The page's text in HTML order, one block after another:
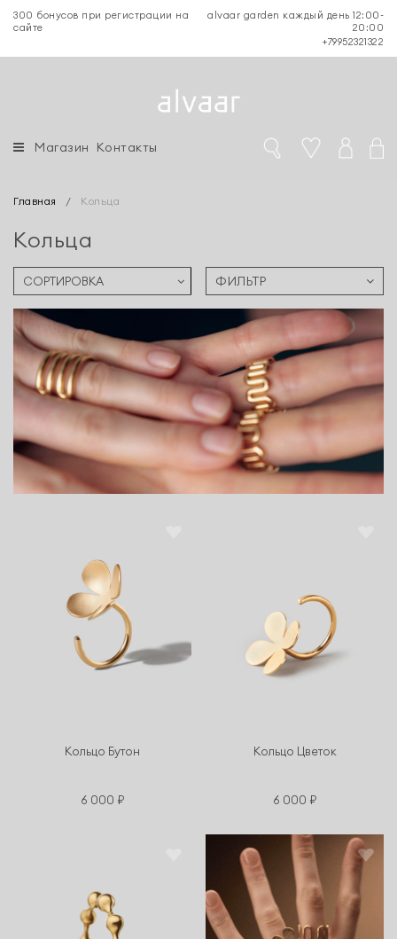
300 бонусов при регистрации на
сайте
alvaar garden каждый день 12:00-
20:00
+79952321322
Магазин Контакты
Главная / Кольца
Кольца
ФИЛЬТР
Кольцо Бутон
6 000 ₽
Кольцо Цветок
6 000 ₽